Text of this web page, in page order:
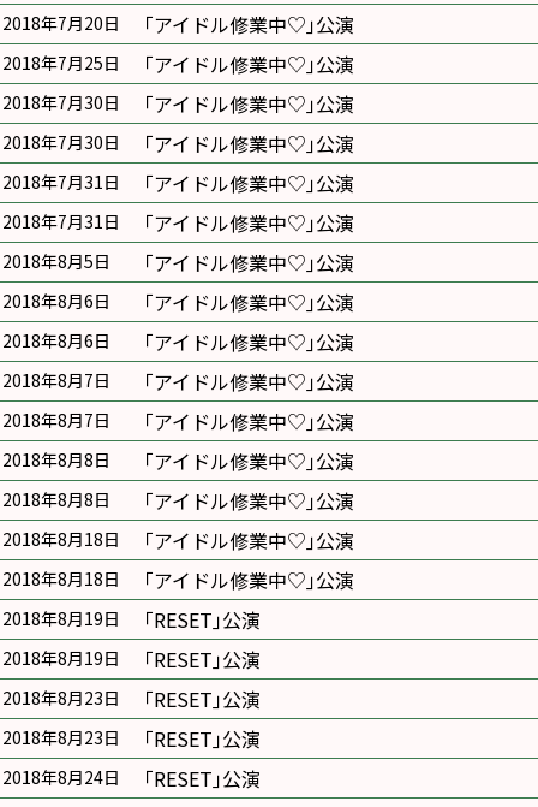
2018年7月20日 ｢アイドル修業中♡｣公演
2018年7月25日 ｢アイドル修業中♡｣公演
2018年7月30日 ｢アイドル修業中♡｣公演
2018年7月30日 ｢アイドル修業中♡｣公演
2018年7月31日 ｢アイドル修業中♡｣公演
2018年7月31日 ｢アイドル修業中♡｣公演
2018年8月5日 ｢アイドル修業中♡｣公演
2018年8月6日 ｢アイドル修業中♡｣公演
2018年8月6日 ｢アイドル修業中♡｣公演
2018年8月7日 ｢アイドル修業中♡｣公演
2018年8月7日 ｢アイドル修業中♡｣公演
2018年8月8日 ｢アイドル修業中♡｣公演
2018年8月8日 ｢アイドル修業中♡｣公演
2018年8月18日 ｢アイドル修業中♡｣公演
2018年8月18日 ｢アイドル修業中♡｣公演
2018年8月19日 ｢RESET｣公演
2018年8月19日 ｢RESET｣公演
2018年8月23日 ｢RESET｣公演
2018年8月23日 ｢RESET｣公演
2018年8月24日 ｢RESET｣公演